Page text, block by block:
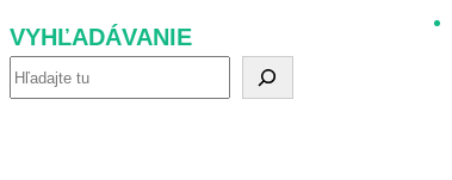
VYHĽADÁVANIE
V